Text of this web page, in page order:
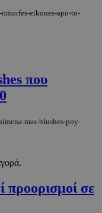
eikones-apo-to-
που
mas-blushes-poy-
προορισμοί σε